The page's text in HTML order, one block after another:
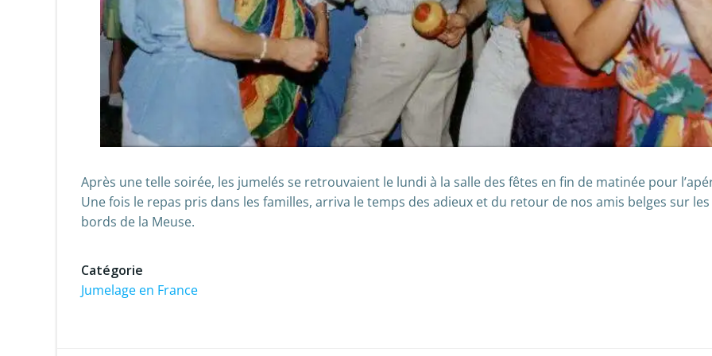
Après une telle soirée, les jumelés se retrouvaient le lundi à la salle des fêtes en fin de matinée pour
Une fois le repas pris dans les familles, arriva le temps des adieux et du retour de nos amis belges sur les
bords de la Meuse.
Catégorie
Jumelage en France